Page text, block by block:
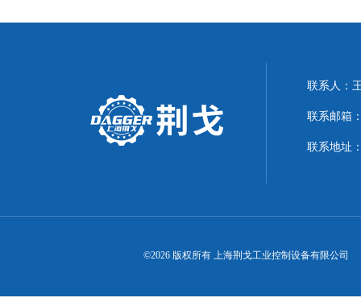
联系人：
联系邮箱
联系地址
©2026 版权所有 上海荆戈工业控制设备有限公司